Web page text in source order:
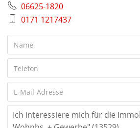
06625-1820
0171 1217437